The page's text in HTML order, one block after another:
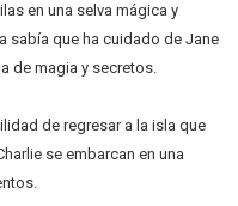
en una selva mágica y
sabía que ha cuidado de Jane
de magia y secretos.
de regresar a la isla que
se embarcan en una